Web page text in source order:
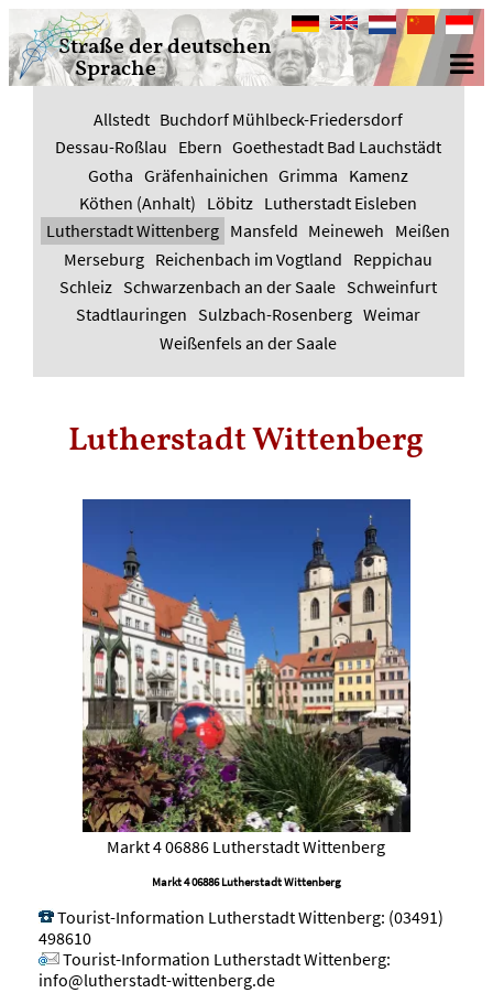
Straße der deutschen
Sprache
DeutschEnglishNederlands
中
Bahasa
Allstedt Buchdorf Mühlbeck-Friedersdorf
Dessau-Roßlau Ebern Goethestadt Bad Lauchstädt
Gotha Gräfenhainichen Grimma Kamenz
Köthen (Anhalt) Löbitz Lutherstadt Eisleben
Lutherstadt Wittenberg Mansfeld Meineweh Meißen
Merseburg Reichenbach im Vogtland Reppichau
Schleiz Schwarzenbach an der Saale Schweinfurt
Stadtlauringen Sulzbach-Rosenberg Weimar
Weißenfels an der Saale
Lutherstadt Wittenberg
Markt 4 06886 Lutherstadt Wittenberg
Markt 4 06886 Lutherstadt Wittenberg
Tourist-Information Lutherstadt Wittenberg: (03491)
498610
Tourist-Information Lutherstadt Wittenberg:
info@lutherstadt-wittenberg.de